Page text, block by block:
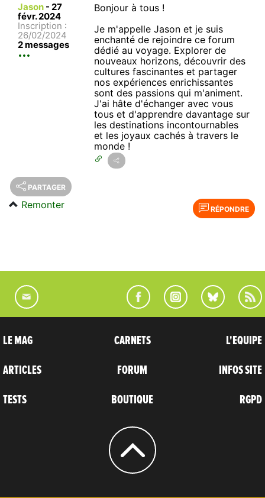
Jason - 27
févr. 2024
Inscription :
26/02/2024
2 messages
Bonjour à tous !
Je m'appelle Jason et je suis
enchanté de rejoindre ce forum
dédié au voyage. Explorer de
nouveaux horizons, découvrir des
cultures fascinantes et partager
nos expériences enrichissantes
sont des passions qui m'animent.
J'ai hâte d'échanger avec vous
tous et d'apprendre davantage sur
les destinations incontournables
et les joyaux cachés à travers le
monde !
PARTAGER
RÉPONDRE
Remonter
LE MAG
ARTICLES
TESTS
CARNETS
FORUM
BOUTIQUE
L'EQUIPE
INFOS SITE
RGPD